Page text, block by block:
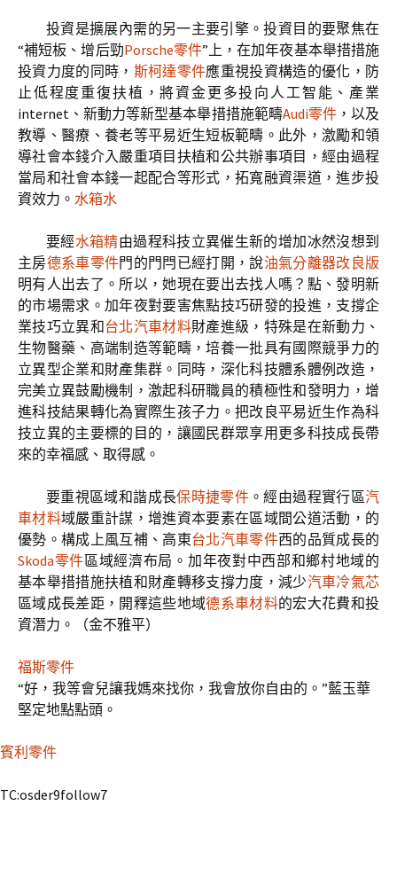
投資是擴展內需的另一主要引擎。投資目的要聚焦在
“補短板、增后勁Porsche零件”上，在加年夜基本舉措措施
投資力度的同時， 斯柯達零件應重視投資構造的優化，防
止低程度重復扶植，將資金更多投向人工智能、產業
internet、新動力等新型基本舉措措施範疇Audi零件，以及
教導、醫療、養老等平易近生短板範疇。此外，激勵和領
導社會本錢介入嚴重項目扶植和公共辦事項目，經由過程
當局和社會本錢一起配合等形式，拓寬融資渠道，進步投
資效力。 水箱水
要經水箱精由過程科技立異催生新的增加冰然沒想到
主房德系車零件門的門閂已經打開，說油氣分離器改良版
明有人出去了。所以，她現在要出去找人嗎？點、發明新
的市場需求。加年夜對要害焦點技巧研發的投進，支撐企
業技巧立異和台北汽車材料財產進級，特殊是在新動力、
生物醫藥、高端制造等範疇，培養一批具有國際競爭力的
立異型企業和財產集群。同時，深化科技體系體例改造，
完美立異鼓勵機制，激起科研職員的積極性和發明力，增
進科技結果轉化為實際生孩子力。把改良平易近生作為科
技立異的主要標的目的，讓國民群眾享用更多科技成長帶
來的幸福感、取得感。
要重視區域和諧成長保時捷零件 。經由過程實行區汽
車材料域嚴重計謀，增進資本要素在區域間公道活動，的
優勢。構成上風互補、高東台北汽車零件西的品質成長的
Skoda零件區域經濟布局。加年夜對中西部和鄉村地域的
基本舉措措施扶植和財產轉移支撐力度，減少汽車冷氣芯
區域成長差距，開釋這些地域德系車材料的宏大花費和投
資潛力。（金不雅平）
福斯零件
“好，我等會兒讓我媽來找你，我會放你自由的。”藍玉華
堅定地點點頭。
賓利零件
TC:osder9follow7